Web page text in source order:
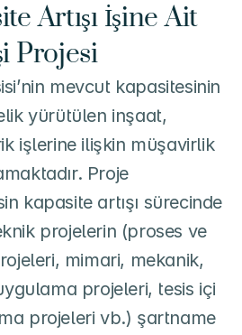
Artışı İşine Ait
Projesi
mevcut kapasitesinin
yürütülen inşaat,
işlerine ilişkin müşavirlik
Proje
kapasite artışı sürecinde
projelerin (proses ve
mimari, mekanik,
projeleri, tesis içi
projeleri vb.) şartname